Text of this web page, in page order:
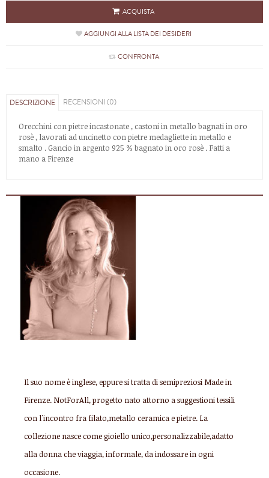
AGGIUNGI ALLA LISTA DEI DESIDERI
CONFRONTA
DESCRIZIONE RECENSIONI (0)
Orecchini con pietre incastonate , castoni in metallo bagnati in oro
rosè , lavorati ad uncinetto con pietre medagliette in metallo e
smalto . Gancio in argento 925 % bagnato in oro rosè . Fatti a
mano a Firenze
Il suo nome è inglese, eppure si tratta di semipreziosi Made in
Firenze. NotForAll, progetto nato attorno a suggestioni tessili
con l'incontro fra filato,metallo ceramica e pietre. La
collezione nasce come gioiello unico,personalizzabile,adatto
alla donna che viaggia, informale, da indossare in ogni
occasione.